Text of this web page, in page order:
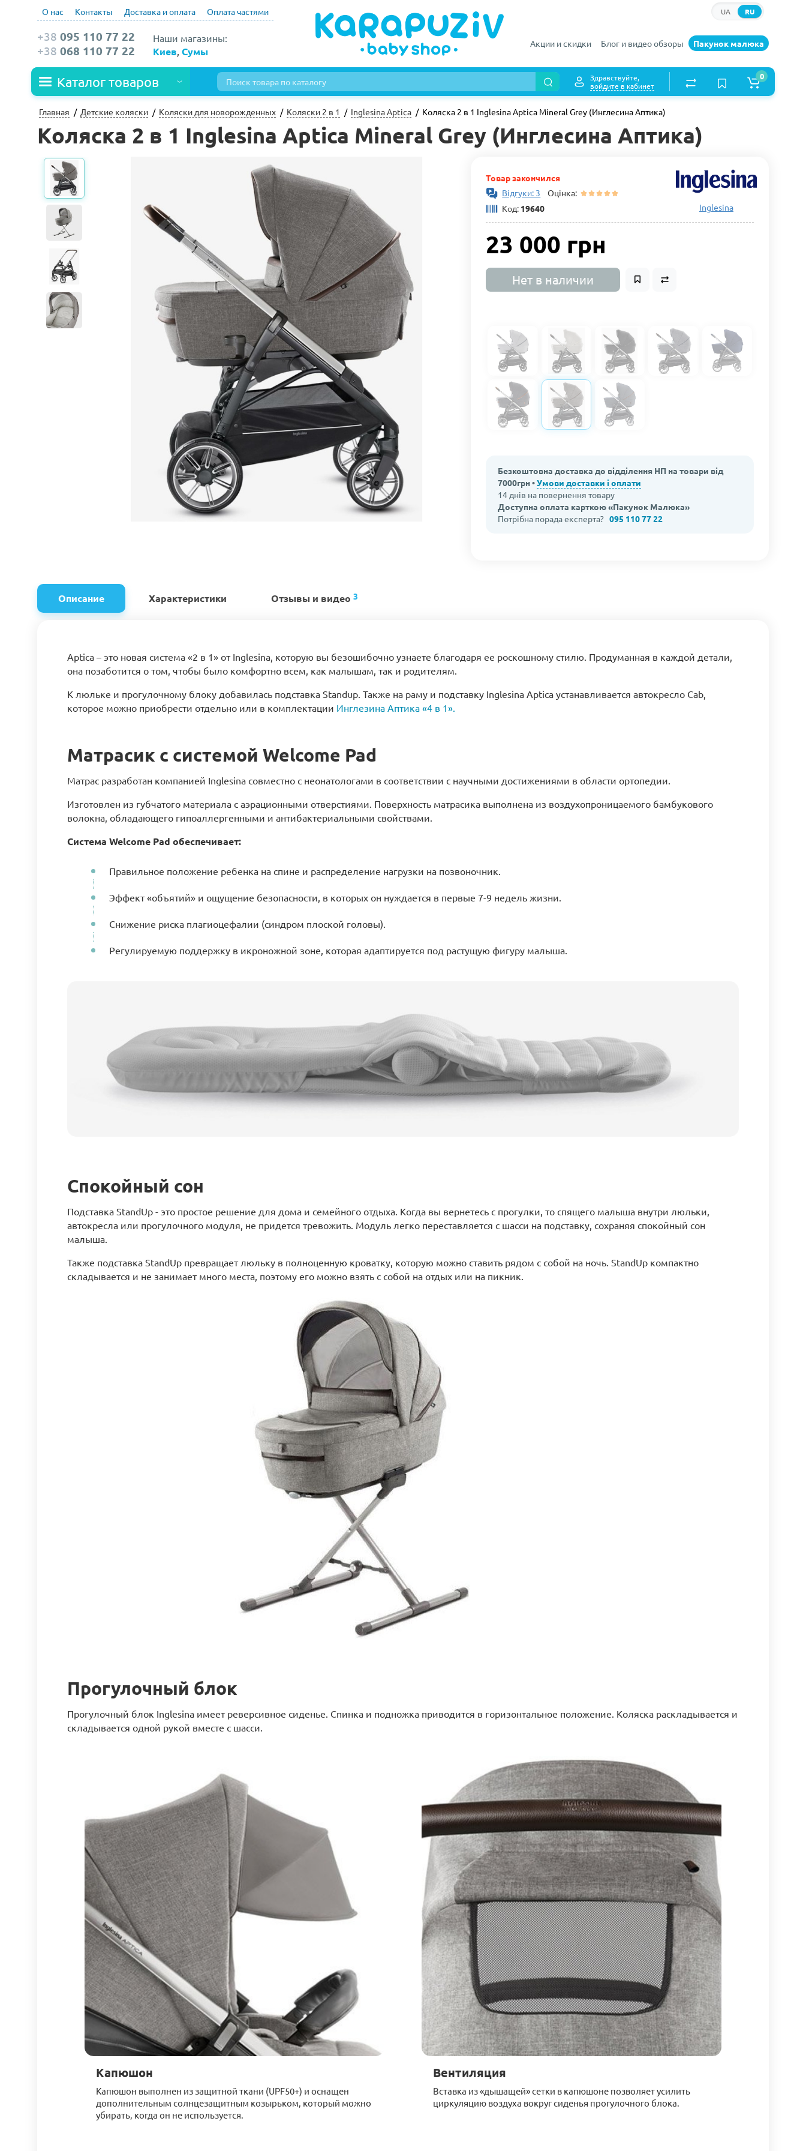
О нас Контакты Доставка и оплата Оплата частями RU
UA
Наши магазины:
Киев Сумы
+38 095 110 77 22
+38 068 110 77 22
Акции и скидки Блог и видео обзоры Пакунок малюка
Каталог товаров
Здравствуйте,
войдите в кабинет
0
Главная Детские коляски Коляски для новорожденных Коляски 2 в 1 Inglesina Aptica Коляска 2 в 1 Inglesina Aptica Mineral Grey (Инглесина Аптика)
Коляска 2 в 1 Inglesina Aptica Mineral Grey (Инглесина Аптика)
Товар закончился
Відгуки: 3 Оцінка:
Код: 19640 Inglesina
23 000 грн
Нет в наличии
Безкоштовна доставка до відділення НП на товари від
7000грн •Умови доставки і оплати
14 днів на повернення товару
Доступна оплата карткою «Пакунок Малюка»
Потрібна порада експерта?095 110 77 22
Описание Характеристики Отзывы и видео 3
Aptica – это новая система «2 в 1» от Inglesina, которую вы безошибочно узнаете благодаря ее роскошному стилю. Продуманная в каждой детали,
она позаботится о том, чтобы было комфортно всем, как малышам, так и родителям.
К люльке и прогулочному блоку добавилась подставка Standup. Также на раму и подставку Inglesina Aptica устанавливается автокресло Cab,
которое можно приобрести отдельно или в комплектации Инглезина Аптика «4 в 1».
Матрасик с системой Welcome Pad
Матрас разработан компанией Inglesina совместно с неонатологами в соответствии с научными достижениями в области ортопедии.
Изготовлен из губчатого материала с аэрационными отверстиями. Поверхность матрасика выполнена из воздухопроницаемого бамбукового
волокна, обладающего гипоаллергенными и антибактериальными свойствами.
Система Welcome Pad обеспечивает:
Правильное положение ребенка на спине и распределение нагрузки на позвоночник.
Эффект «объятий» и ощущение безопасности, в которых он нуждается в первые 7-9 недель жизни.
Снижение риска плагиоцефалии (синдром плоской головы).
Регулируемую поддержку в икроножной зоне, которая адаптируется под растущую фигуру малыша.
Спокойный сон
Подставка StandUp - это простое решение для дома и семейного отдыха. Когда вы вернетесь с прогулки, то спящего малыша внутри люльки,
автокресла или прогулочного модуля, не придется тревожить. Модуль легко переставляется с шасси на подставку, сохраняя спокойный сон
малыша.
Также подставка StandUp превращает люльку в полноценную кроватку, которую можно ставить рядом с собой на ночь. StandUp компактно
складывается и не занимает много места, поэтому его можно взять с собой на отдых или на пикник.
Прогулочный блок
Прогулочный блок Inglesina имеет реверсивное сиденье. Спинка и подножка приводится в горизонтальное положение. Коляска раскладывается и
складывается одной рукой вместе с шасси.
Капюшон
Капюшон выполнен из защитной ткани (UPF50+) и оснащен
дополнительным солнцезащитным козырьком, который можно
убирать, когда он не используется.
Вентиляция
Вставка из «дышащей» сетки в капюшоне позволяет усилить
циркуляцию воздуха вокруг сиденья прогулочного блока.